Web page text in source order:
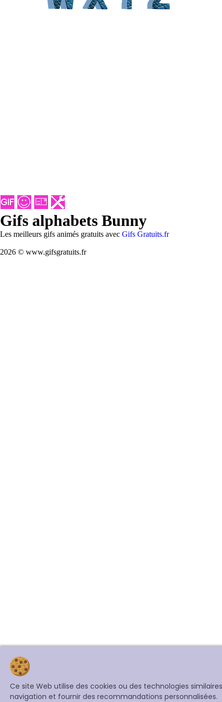
Gifs alphabets Bunny
Les meilleurs gifs animés gratuits avec Gifs Gratuits.fr
2026 © www.gifsgratuits.fr
Ce site Web utilise des cookies ou des technologies
navigation et fournir des recommandations personnalisées.